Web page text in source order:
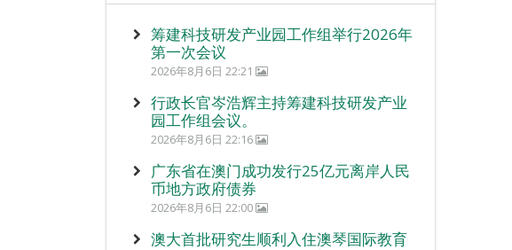
筹建科技研发产业园工作组举行2026年
第一次会议
2026年8月6日 22:21
行政长官岑浩辉主持筹建科技研发产业
园工作组会议。
2026年8月6日 22:16
广东省在澳门成功发行25亿元离岸人民
币地方政府债券
2026年8月6日 22:00
澳大首批研究生顺利入住澳琴国际教育